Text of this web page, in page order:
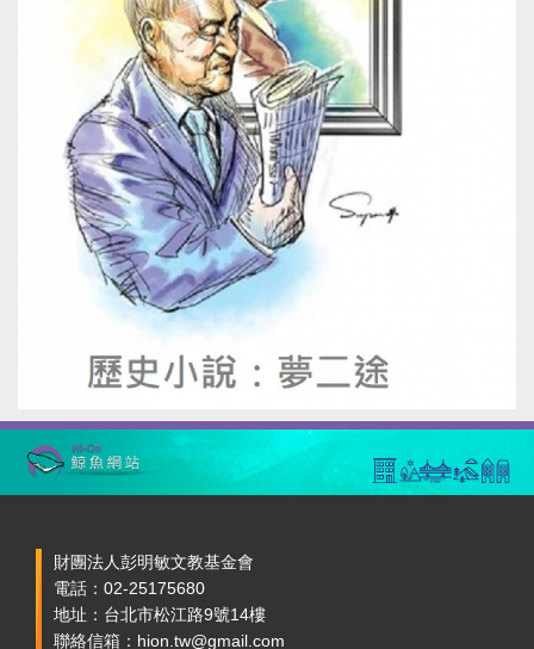
財團法人彭明敏文教基金會
電話：02-25175680
地址：台北市松江路9號14樓
聯絡信箱：hion.tw@gmail.com